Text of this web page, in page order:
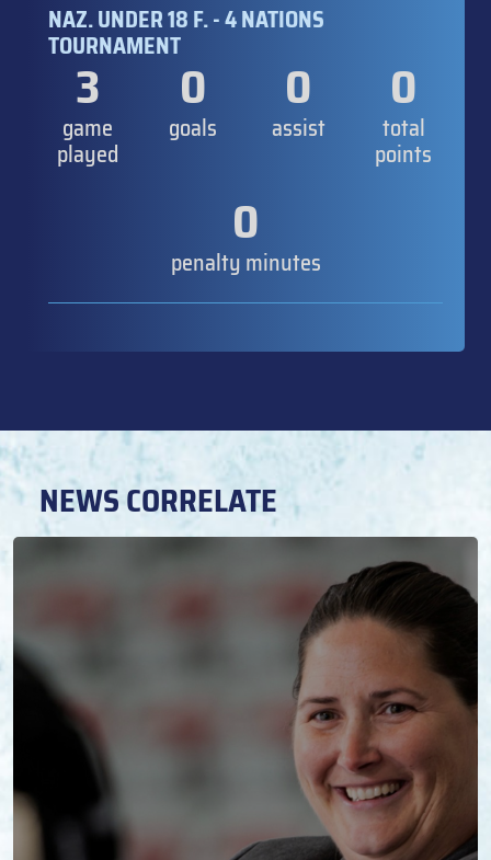
NAZ. UNDER 18 F. - 4 NATIONS
TOURNAMENT
3
game
played
0
goals
0
assist
0
total
points
0
penalty minutes
NEWS CORRELATE